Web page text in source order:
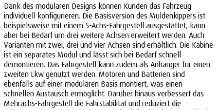
Dank des modularen Designs können Kunden das Fahrzeug
individuell konfigurieren. Die Basisversion des Muldenkippers ist
beispielsweise mit einem 5-Achs-Fahrgestell ausgestattet, kann
aber bei Bedarf um drei weitere Achsen erweitert werden. Auch
Varianten mit zwei, drei und vier Achsen sind erhältlich. Die Kabine
ist ein separates Modul und lässt sich bei Bedarf schnell
demontieren. Das Fahrgestell kann zudem als Anhänger für einen
zweiten Lkw genutzt werden. Motoren und Batterien sind
ebenfalls auf einer modularen Basis montiert, was einen
schnellen Austausch ermöglicht. Darüber hinaus verbessert das
Mehrachs-Fahrgestell die Fahrstabilität und reduziert die